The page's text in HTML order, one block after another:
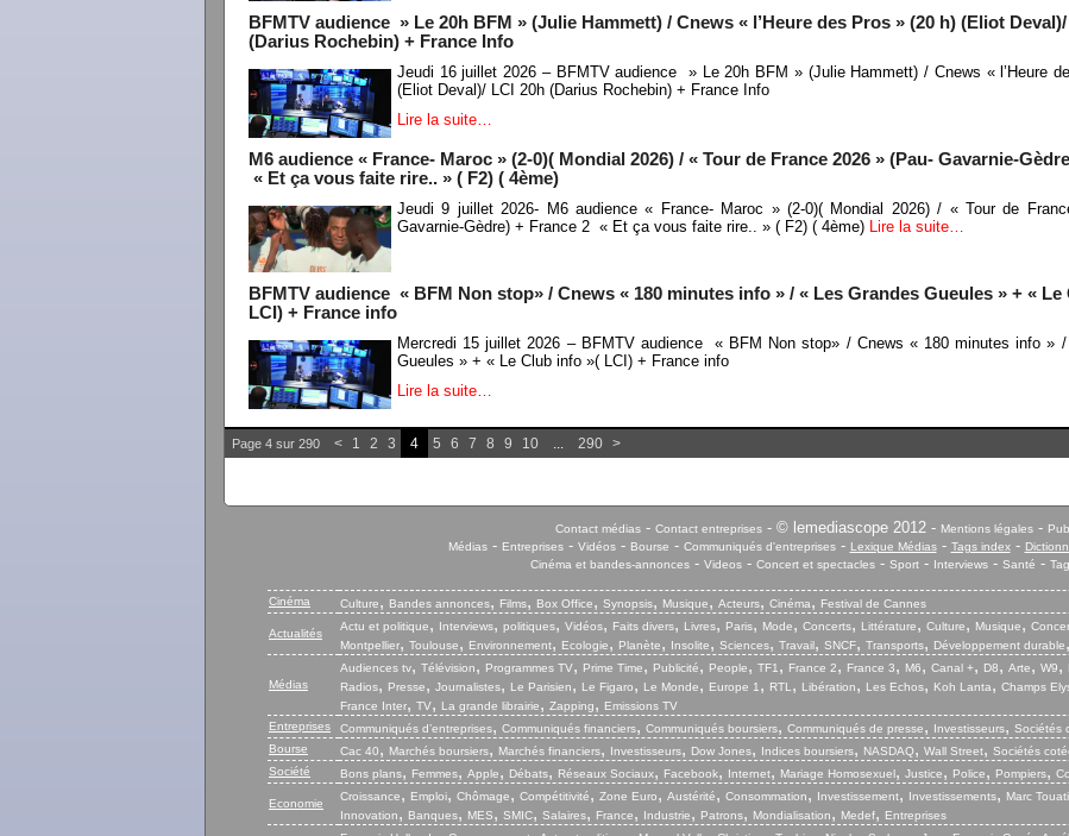
BFMTV audience » Le 20h BFM » (Julie Hammett) / Cnews « l’Heure des Pros » (20 h) (Eliot
(Darius Rochebin) + France Info
Jeudi 16 juillet 2026 – BFMTV audience » Le 20h BFM » (Julie Hammett) / Cnews « l’Heure
(Eliot Deval)/ LCI 20h (Darius Rochebin) + France Info
Lire la suite…
M6 audience « France- Maroc » (2-0)( Mondial 2026) / « Tour de France 2026 » (Pau- Gavarnie-
« Et ça vous faite rire.. » ( F2) ( 4ème)
Jeudi 9 juillet 2026- M6 audience « France- Maroc » (2-0)( Mondial 2026) / « Tour de
Gavarnie-Gèdre) + France 2 « Et ça vous faite rire.. » ( F2) ( 4ème)
Lire la suite…
BFMTV audience « BFM Non stop» / Cnews « 180 minutes info » / « Les Grandes Gueules » + «
LCI) + France info
Mercredi 15 juillet 2026 – BFMTV audience « BFM Non stop» / Cnews « 180 minutes info »
Gueules » + « Le Club info »( LCI) + France info
Lire la suite…
Page 4 sur 290 < 1 2 3 4 5 6 7 8 9 10 ... 290 >
Contact médias- Contact entreprises- © lemediascope 2012 - Mentions légales-
Médias- Entreprises- Vidéos- Bourse - Communiqués d'entreprises- Lexique Médias- Tags index-
Cinéma et bandes-annonces- Videos- Concert et spectacles- Sport- Interviews- Santé -
Cinéma Culture, Bandes annonces, Films, Box Office, Synopsis, Musique, Acteurs, Cinéma, Festival de Cannes
Actualités
Actu et politique, Interviews, politiques, Vidéos, Faits divers, Livres, Paris, Mode, Concerts, Littérature, Culture, Musique,
Montpellier, Toulouse, Environnement, Ecologie, Planète, Insolite, Sciences, Travail, SNCF, Transports, Développement durable,
Médias
Audiences tv, Télévision, Programmes TV, Prime Time, Publicité, People, TF1, France 2, France 3, M6, Canal +, D8, Arte, W9,
Radios, Presse, Journalistes, Le Parisien, Le Figaro, Le Monde, Europe 1, RTL, Libération, Les Echos, Koh Lanta, Champs
France Inter, TV, La grande librairie, Zapping, Emissions TV
Entreprises
Communiqués d’entreprises, Communiqués financiers, Communiqués boursiers, Communiqués de presse, Investisseurs, Sociétés
Bourse
Cac 40, Marchés boursiers, Marchés financiers, Investisseurs, Dow Jones, Indices boursiers, NASDAQ, Wall Street, Sociétés
Société
Bons plans, Femmes, Apple, Débats, Réseaux Sociaux, Facebook, Internet, Mariage Homosexuel, Justice, Police, Pompiers,
Economie
Croissance, Emploi, Chômage, Compétitivité, Zone Euro, Austérité, Consommation, Investissement, Investissements, Marc Touati
Innovation, Banques, MES, SMIC, Salaires, France, Industrie, Patrons, Mondialisation, Medef, Entreprises